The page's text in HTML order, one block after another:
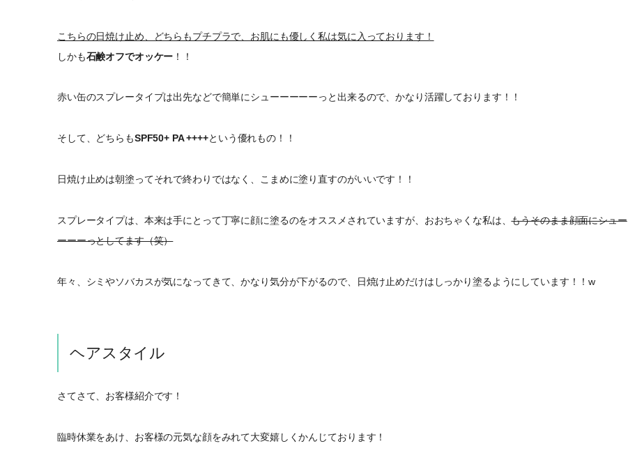
こちらの日焼け止め、どちらもプチプラで、お肌にも優しく私は気に入っております！
しかも石鹸オフでオッケー ！！
赤い缶のスプレータイプは出先などで簡単にシューーーーーっと出来るので、かなり活躍しております！！
そして、どちらもSPF50+ PA ++++という優れもの！！
日焼け止めは朝塗ってそれで終わりではなく、こまめに塗り直すのがいいです！！
スプレータイプは、本来は手にとって丁寧に顔に塗るのをオススメされていますが、おおちゃくな私は、もうそのまま顔面にシュー
ーーーっとしてます（笑）
年々、シミやソバカスが気になってきて、かなり気分が下がるので、日焼け止めだけはしっかり塗るようにしています！！w
ヘアスタイル
さてさて、お客様紹介です！
臨時休業をあけ、お客様の元気な顔をみれて大変嬉しくかんじております！